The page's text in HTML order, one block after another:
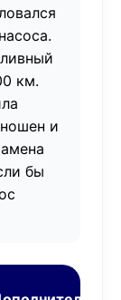
км.
и
бы